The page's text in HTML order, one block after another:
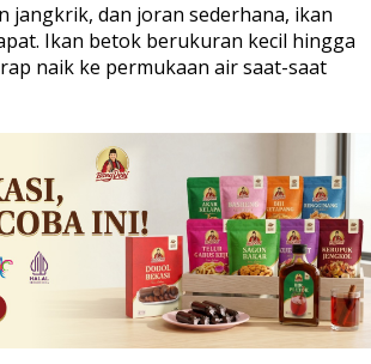
jangkrik, dan joran sederhana, ikan
Ikan betok berukuran kecil hingga
naik ke permukaan air saat-saat